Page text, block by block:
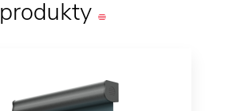
produkty